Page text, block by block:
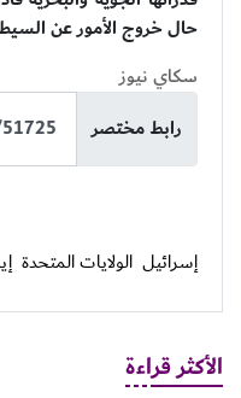
حال خروج الأمور عن
سكاي نيوز
رابط مختصر
إسرائيل الولايات المتحدة
الأكثر قراءة